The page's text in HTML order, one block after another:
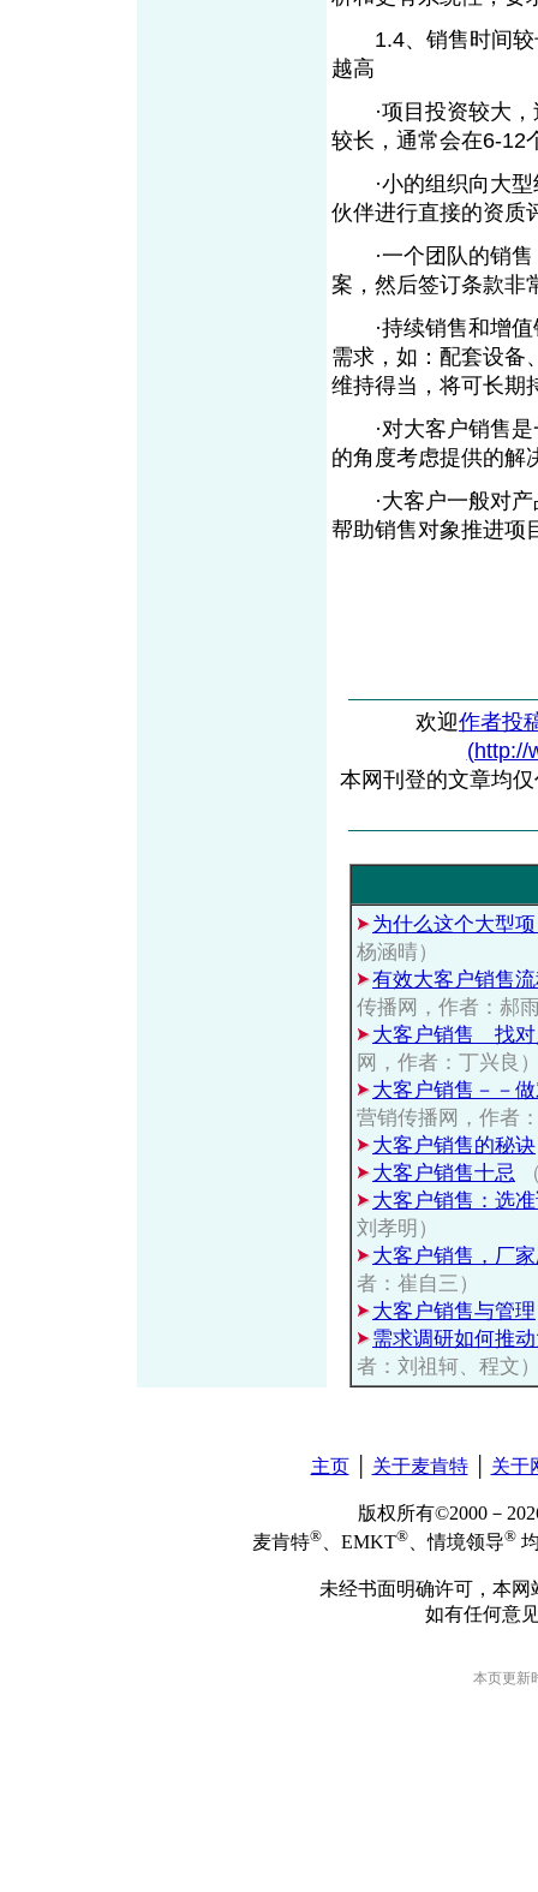
1.4、销售时间较
越高
·项目投资较大，
较长，通常会在6-12
·小的组织向大型
伙伴进行直接的资质
·一个团队的销售
案，然后签订条款非
·持续销售和增值
需求，如：配套设备
维持得当，将可长期
·对大客户销售是
的角度考虑提供的解
·大客户一般对产
帮助销售对象推进项
欢迎作者投
(http://
本网刊登的文章均
为什么这个大型
杨涵晴）
有效大客户销售
传播网，作者：郝
大客户销售 找对
网，作者：丁兴良
大客户销售－－
营销传播网，作者
大客户销售的秘诀
大客户销售十忌
大客户销售：选
刘孝明）
大客户销售，厂
者：崔自三）
大客户销售与管理
需求调研如何推
者：刘祖轲、程文
主页│ 关于麦肯特│ 关于
版权所有©2000－
麦肯特® 、EMKT® 、情境领导®
未经书面明确许可，本
如有任何意
本页更新